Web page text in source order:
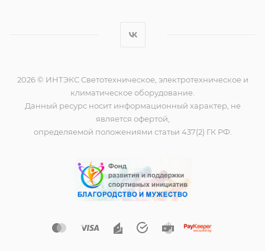
2026 © ИНТЭКС Светотехническое, электротехническое и
климатическое оборудование.
Данный ресурс носит информационный характер, не
является офертой,
определяемой положениями статьи 437(2) ГК РФ.